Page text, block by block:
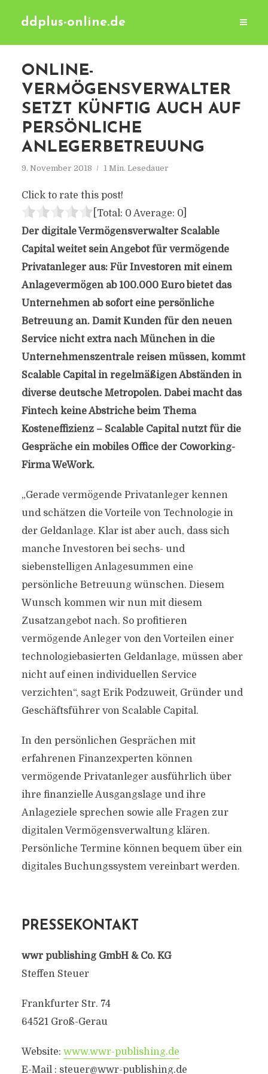
ddplus-online.de
ONLINE-
VERMÖGENSVERWALTER
SETZT KÜNFTIG AUCH AUF
PERSÖNLICHE
ANLEGERBETREUUNG
9. November 2018 1 Min. Lesedauer
Click to rate this post!
[Total: 0 Average: 0]
Der digitale Vermögensverwalter Scalable
Capital weitet sein Angebot für vermögende
Privatanleger aus: Für Investoren mit einem
Anlagevermögen ab 100.000 Euro bietet das
Unternehmen ab sofort eine persönliche
Betreuung an. Damit Kunden für den neuen
Service nicht extra nach München in die
Unternehmenszentrale reisen müssen, kommt
Scalable Capital in regelmäßigen Abständen in
diverse deutsche Metropolen. Dabei macht das
Fintech keine Abstriche beim Thema
Kosteneffizienz – Scalable Capital nutzt für die
Gespräche ein mobiles Office der Coworking-
Firma WeWork.
„Gerade vermögende Privatanleger kennen
und schätzen die Vorteile von Technologie in
der Geldanlage. Klar ist aber auch, dass sich
manche Investoren bei sechs- und
siebenstelligen Anlagesummen eine
persönliche Betreuung wünschen. Diesem
Wunsch kommen wir nun mit diesem
Zusatzangebot nach. So profitieren
vermögende Anleger von den Vorteilen einer
technologiebasierten Geldanlage, müssen aber
nicht auf einen individuellen Service
verzichten“, sagt Erik Podzuweit, Gründer und
Geschäftsführer von Scalable Capital.
In den persönlichen Gesprächen mit
erfahrenen Finanzexperten können
vermögende Privatanleger ausführlich über
ihre finanzielle Ausgangslage und ihre
Anlageziele sprechen sowie alle Fragen zur
digitalen Vermögensverwaltung klären.
Persönliche Termine können bequem über ein
digitales Buchungssystem vereinbart werden.
PRESSEKONTAKT
wwr publishing GmbH & Co. KG
Steffen Steuer
Frankfurter Str. 74
64521 Groß-Gerau
Website: www.wwr-publishing.de
E-Mail : steuer@wwr-publishing.de